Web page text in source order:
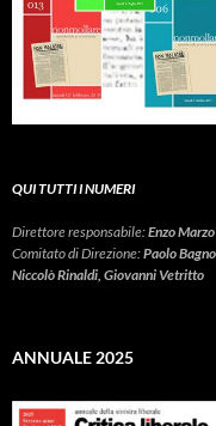
QUI TUTTI I NUMERI
Direttore responsabile:Enzo Marzo
Comitato di Direzione:Paolo
Niccolò Rinaldi, Giovanni Vetritto
ANNUALE 2025